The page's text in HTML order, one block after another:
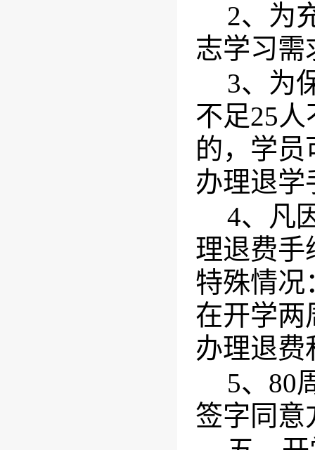
2、为
志学习需
3、为
不足25人
的，学员
办理退学
4、凡
理退费手
特殊情况
在开学两
办理退费
5、 80
签字同意